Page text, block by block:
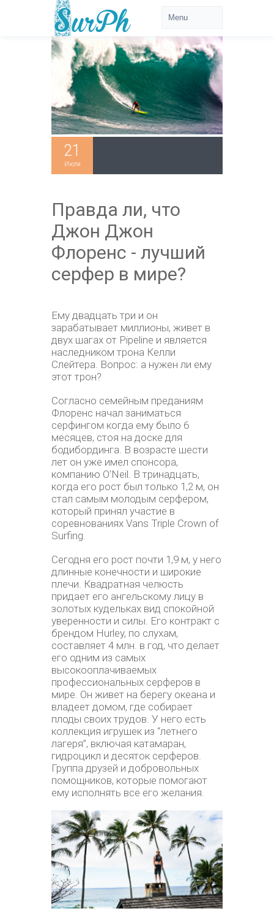
21
Июля
Правда ли, что
Джон Джон
Флоренс - лучший
серфер в мире?
Ему двадцать три и он
зарабатывает миллионы, живет в
двух шагах от Pipeline и является
наследником трона Келли
Слейтера. Вопрос: а нужен ли ему
этот трон?
Согласно семейным преданиям
Флоренс начал заниматься
серфингом когда ему было 6
месяцев, стоя на доске для
бодибординга. В возрасте шести
лет он уже имел спонсора,
компанию O’Neil. В тринадцать,
когда его рост был только 1,2 м, он
стал самым молодым серфером,
который принял участие в
соревнованиях Vans Triple Crown of
Surfing.
Сегодня его рост почти 1,9 м, у него
длинные конечности и широкие
плечи. Квадратная челюсть
придает его ангельскому лицу в
золотых кудельках вид спокойной
уверенности и силы. Его контракт с
брендом Hurley, по слухам,
составляет 4 млн. в год, что делает
его одним из самых
высокооплачиваемых
профессиональных серферов в
мире. Он живет на берегу океана и
владеет домом, где собирает
плоды своих трудов. У него есть
коллекция игрушек из “летнего
лагеря”, включая катамаран,
гидроцикл и десяток серферов.
Группа друзей и добровольных
помощников, которые помогают
ему исполнять все его желания.